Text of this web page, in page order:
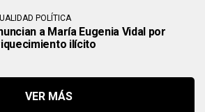
POLÍTICA
a María Eugenia Vidal por
ilícito